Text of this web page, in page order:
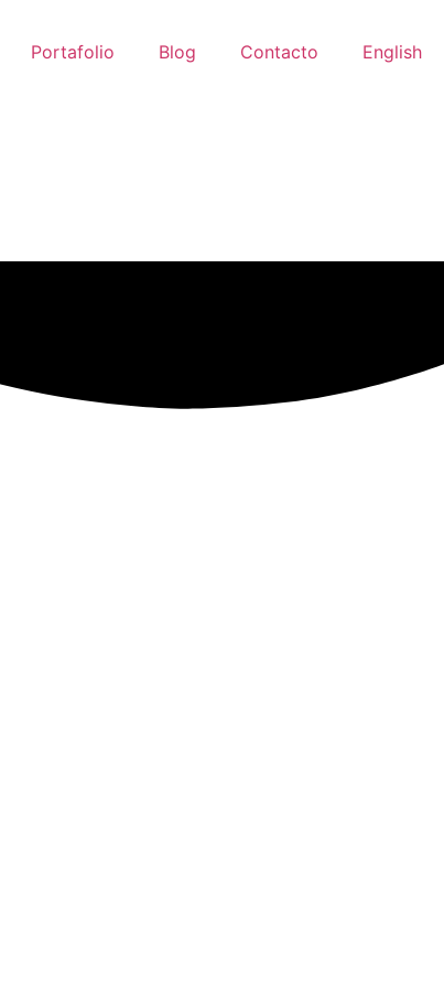
Portafolio Blog Contacto English